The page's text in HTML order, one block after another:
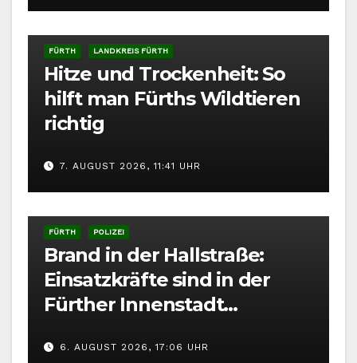
FÜRTH LANDKREIS FÜRTH
Hitze und Trockenheit: So
hilft man Fürths Wildtieren
richtig
7. AUGUST 2026, 11:41 UHR
FÜRTH POLIZEI
Brand in der Hallstraße:
Einsatzkräfte sind in der
Fürther Innenstadt
6. AUGUST 2026, 17:06 UHR